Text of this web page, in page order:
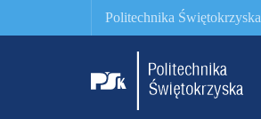
Politechnika Świętokrzyska